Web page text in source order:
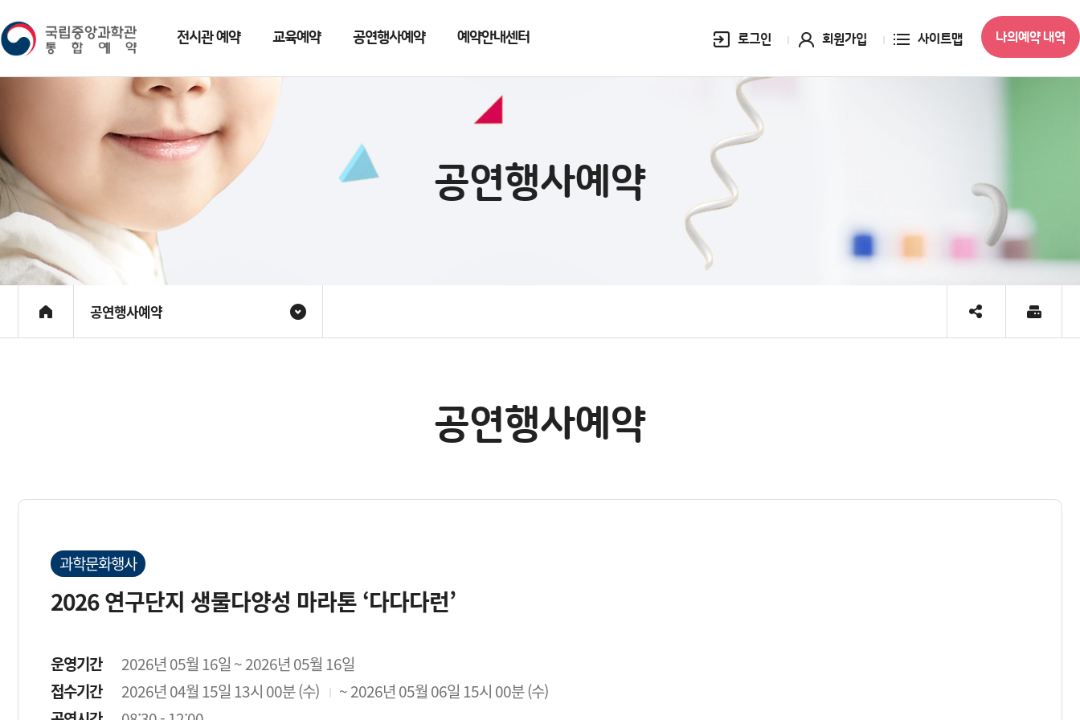
전시관 예약 교육예약 공연행사예약 예약안내센터 로그인 회원가입 사이트맵 나의예약 내역
공연행사예약
공연행사예약
공연행사예약
과학문화행사
2026 연구단지 생물다양성 마라톤 ‘다다다런’
운영기간
2026년 05월 16일 ~ 2026년 05월 16일
접수기간
2026년 04월 15일 13시 00분 (수)
~ 2026년 05월 06일 15시 00분 (수)